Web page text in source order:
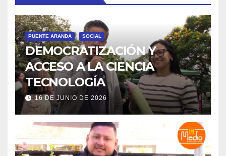
PUENTE ARANDA SOCIAL
DEMOCRATIZACIÓN Y
ACCESO A LA CIENCIA
TECNOLOGÍA
16 DE JUNIO DE 2026